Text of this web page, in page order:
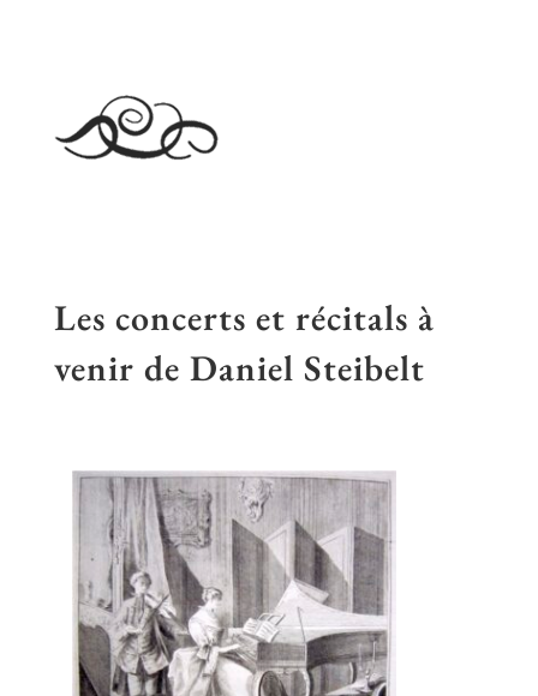
Les concerts et récitals à
venir de Daniel Steibelt